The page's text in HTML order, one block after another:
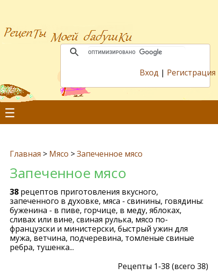
Вход | Регистрация
☰
Главная > Мясо >Запеченное мясо
Запеченное мясо
38 рецептов приготовления вкусного,
запеченного в духовке, мяса - свинины, говядины:
буженина - в пиве, горчице, в меду, яблоках,
сливах или вине, свиная рулька, мясо по-
французски и министерски, быстрый ужин для
мужа, ветчина, подчеревина, томленые свиные
ребра, тушенка...
Рецепты 1-38 (всего 38)